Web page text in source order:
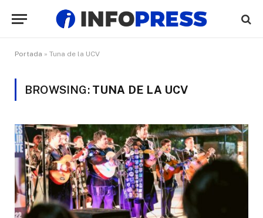
Portada » Tuna de la UCV
BROWSING: TUNA DE LA UCV